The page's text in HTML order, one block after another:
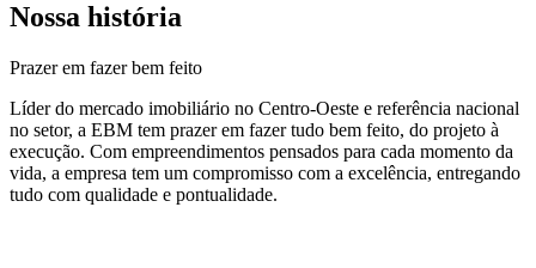
Nossa história
Prazer em fazer bem feito
Líder do mercado imobiliário no Centro-Oeste e referência nacional
no setor, a EBM tem prazer em fazer tudo bem feito, do projeto à
execução. Com empreendimentos pensados para cada momento da
vida, a empresa tem um compromisso com a excelência, entregando
tudo com qualidade e pontualidade.